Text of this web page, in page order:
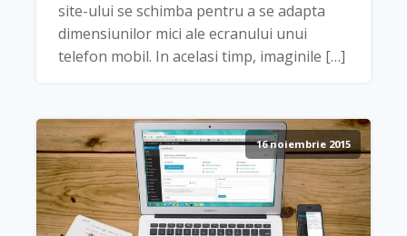
site-ului se schimba pentru a se adapta
dimensiunilor mici ale ecranului unui
telefon mobil. In acelasi timp, imaginile […]
16 noiembrie 2015